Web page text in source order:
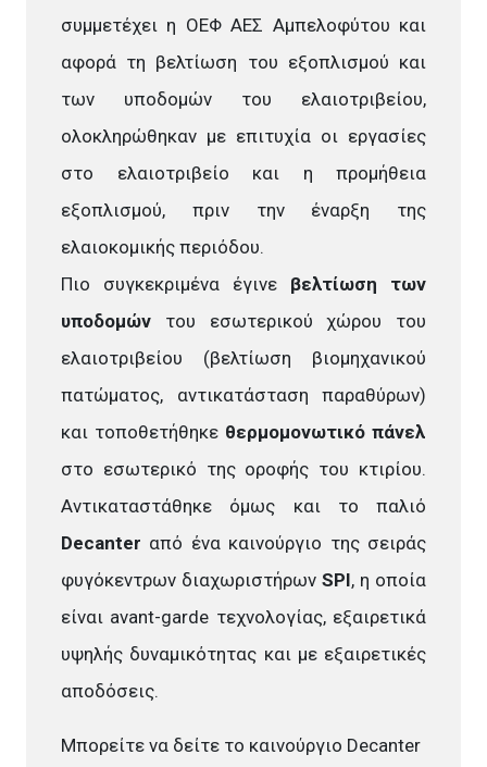
συμμετέχει η ΟΕΦ ΑΕΣ Αμπελοφύτου και
αφορά τη βελτίωση του εξοπλισμού και
των υποδομών του ελαιοτριβείου,
ολοκληρώθηκαν με επιτυχία οι εργασίες
στο ελαιοτριβείο και η προμήθεια
εξοπλισμού, πριν την έναρξη της
ελαιοκομικής περιόδου.
Πιο συγκεκριμένα έγινε βελτίωση των
υποδομών του εσωτερικού χώρου του
ελαιοτριβείου (βελτίωση βιομηχανικού
πατώματος, αντικατάσταση παραθύρων)
και τοποθετήθηκε θερμομονωτικό πάνελ
στο εσωτερικό της οροφής του κτιρίου.
Αντικαταστάθηκε όμως και το παλιό
Decanter από ένα καινούργιο της σειράς
φυγόκεντρων διαχωριστήρων SPI, η οποία
είναι avant-garde τεχνολογίας, εξαιρετικά
υψηλής δυναμικότητας και με εξαιρετικές
αποδόσεις.
Μπορείτε να δείτε το καινούργιο Decanter